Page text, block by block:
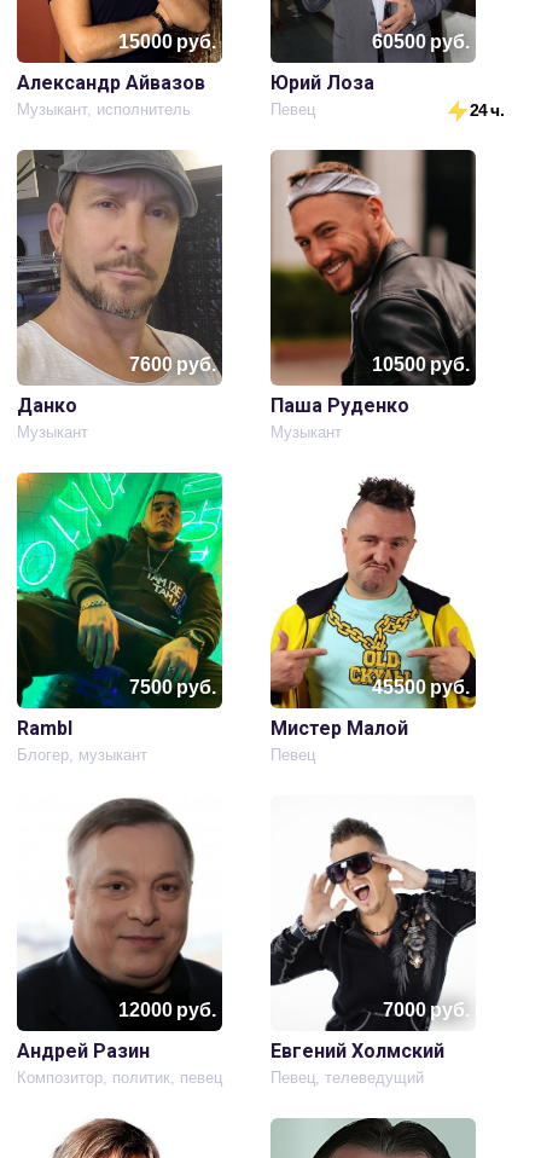
15000руб.
Александр Айвазов
Музыкант, исполнитель
60500руб.
Юрий Лоза
Певец 24 ч.
7600 руб.
Данко
Музыкант
10500руб.
Паша Руденко
Музыкант
7500руб.
Rambl
Блогер, музыкант
45500руб.
Мистер Малой
Певец
12000руб.
Андрей Разин
Композитор, политик, певец
7000руб.
Евгений Холмский
Певец, телеведущий